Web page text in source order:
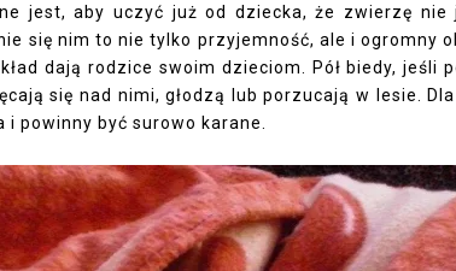
jest, aby uczyć już od dziecka, że zwierzę nie
się nim to nie tylko przyjemność, ale i ogromny
dają rodzice swoim dzieciom. Pół biedy, jeśli
się nad nimi, głodzą lub porzucają w lesie.
powinny być surowo karane.